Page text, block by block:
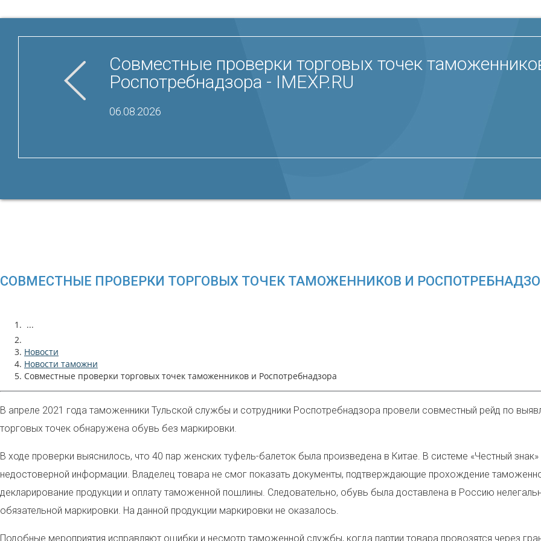
Совместные проверки торговых точек
Роспотребнадзора - IMEXP.RU
06.08.2026
СОВМЕСТНЫЕ ПРОВЕРКИ ТОРГОВЫХ ТОЧЕК ТАМОЖЕННИКОВ И
...
Новости
Новости таможни
Совместные проверки торговых точек таможенников и Роспотребнадзора
В апреле 2021 года таможенники Тульской службы и сотрудники Роспотребнадзора провели совместный рейд по
торговых точек обнаружена обувь без маркировки.
В ходе проверки выяснилось, что 40 пар женских туфель-балеток была произведена в Китае. В системе «Честный
недостоверной информации. Владелец товара не смог показать документы, подтверждающие прохождение
декларирование продукции и оплату таможенной пошлины. Следовательно, обувь была доставлена в Россию
обязательной маркировки. На данной продукции маркировки не оказалось.
Подобные мероприятия исправляют ошибки и несмотр таможенной службы, когда партии товара провозятся через